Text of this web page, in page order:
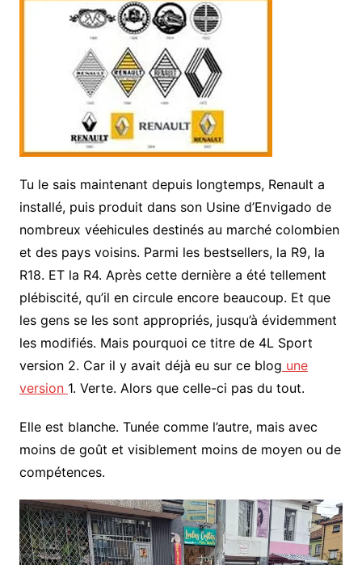
Tu le sais maintenant depuis longtemps, Renault a
installé, puis produit dans son Usine d’Envigado de
nombreux véehicules destinés au marché colombien
et des pays voisins. Parmi les bestsellers, la R9, la
R18. ET la R4. Après cette dernière a été tellement
plébiscité, qu’il en circule encore beaucoup. Et que
les gens se les sont appropriés, jusqu’à évidemment
les modifiés. Mais pourquoi ce titre de 4L Sport
version 2. Car il y avait déjà eu sur ce blog une
version 1. Verte. Alors que celle-ci pas du tout.
Elle est blanche. Tunée comme l’autre, mais avec
moins de goût et visiblement moins de moyen ou de
compétences.